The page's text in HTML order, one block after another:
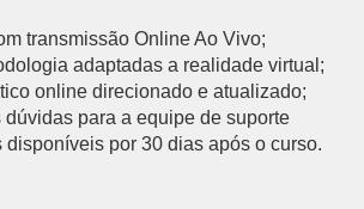
transmissão Online Ao Vivo;
adaptadas a realidade virtual;
online direcionado e atualizado;
dúvidas para a equipe de suporte
disponíveis por 30 dias após o curso.